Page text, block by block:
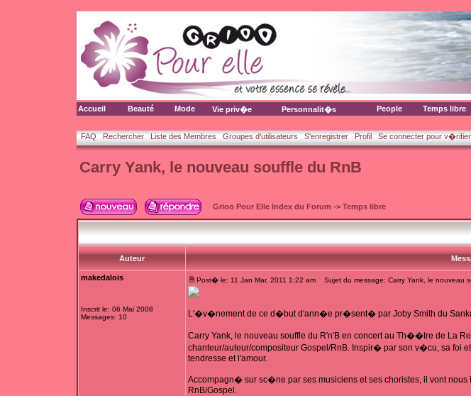
Accueil Beauté Mode Vie priv�e Personnalit�s People Temps libre
FAQ Rechercher Liste des Membres Groupes d'utilisateurs S'enregistrer Profil Se connecter pour
Carry Yank, le nouveau souffle du RnB
Grioo Pour Elle Index du Forum -> Temps libre
Auteur
makedalois
Inscrit le: 06 Mai 2008
Messages: 10
Post� le: 11 Jan Mar, 2011 1:22 am Sujet du message: Carry Yank, le nouveau
L'�v�nement de ce d�but d'ann�e pr�sent� par Joby Smith du
Carry Yank, le nouveau souffle du R'n'B en concert au Th��tre de La
chanteur/auteur/compositeur Gospel/RnB. Inspir� par son v�cu, sa foi
tendresse et l'amour.
Accompagn� sur sc�ne par ses musiciens et ses choristes, il vont
RnB/Gospel.